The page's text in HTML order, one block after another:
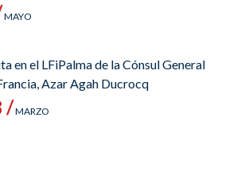
MAYO
en el LFiPalma de la Cónsul General
Azar Agah Ducrocq
/MARZO